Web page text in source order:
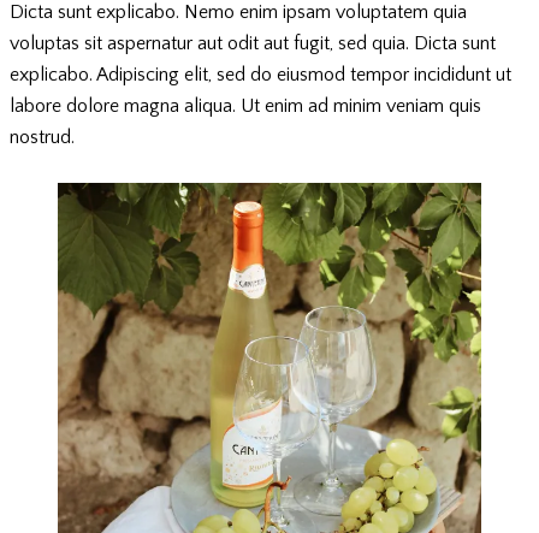
Dicta sunt explicabo. Nemo enim ipsam voluptatem quia
voluptas sit aspernatur aut odit aut fugit, sed quia. Dicta sunt
explicabo. Adipiscing elit, sed do eiusmod tempor incididunt ut
labore dolore magna aliqua. Ut enim ad minim veniam quis
nostrud.